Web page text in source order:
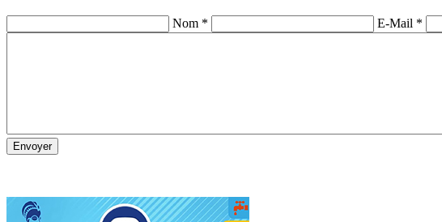
Nom * E-Mail *